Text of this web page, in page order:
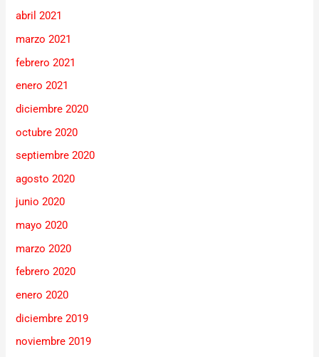
abril 2021
marzo 2021
febrero 2021
enero 2021
diciembre 2020
octubre 2020
septiembre 2020
agosto 2020
junio 2020
mayo 2020
marzo 2020
febrero 2020
enero 2020
diciembre 2019
noviembre 2019